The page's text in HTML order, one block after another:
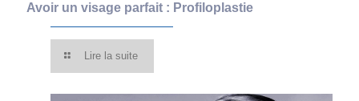
Avoir un visage parfait : Profiloplastie
Lire la suite